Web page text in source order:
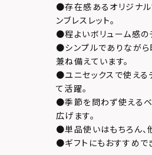
●存在感あるオリジナル
ンブレスレット。
●程よいボリューム感の
●シンプルでありながら
兼ね備えています。
●ユニセックスで使える
て活躍。
●季節を問わず使えるベ
広げます。
●単品使いはもちろん、
●ギフトにもおすすめで